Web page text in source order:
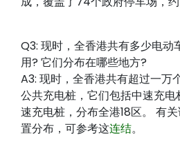
Q3: 现时，全香港共有多少电动
用? 它们分布在哪些地方?
A3: 现时，全香港共有超过一万
公共充电桩，它们包括中速充
速充电桩，分布全港18区。 有
置分布，可参考这连结。